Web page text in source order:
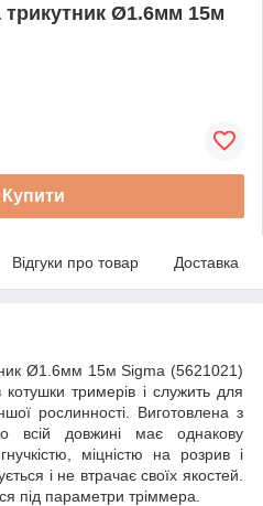
трикутник Ø1.6мм 15м
Купити
Відгуки про товар Доставка
Ø1.6мм 15м Sigma (5621021)
тримерів і служить для
рослинності. Виготовлена з
всій довжині має однакову
міцністю на розрив і
і не втрачає своїх якостей.
під параметри тріммера.